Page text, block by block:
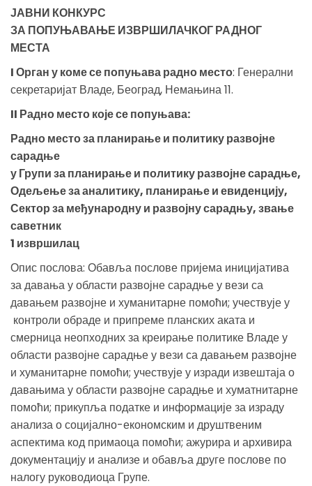
ЈАВНИ КОНКУРС
ЗА ПОПУЊАВАЊЕ ИЗВРШИЛАЧКОГ РАДНОГ
МЕСТА
I Орган у коме се попуњава радно место: Генерални
секретаријат Владе, Београд, Немањина 11.
II Радно место које се попуњава:
Радно место за планирање и политику развојне
сарадње
у Групи за планирање и политику развојне сарадње,
Одељење за аналитику, планирање и евиденцију,
Сектор за међународну и развојну сарадњу, звање
саветник
1 извршилац
Опис послова: Обавља послове пријема иницијатива
за давања у области развојне сарадње у вези са
давањем развојне и хуманитарне помоћи; учествује у
контроли обраде и припреме планских аката и
смерница неопходних за креирање политике Владе у
области развојне сарадње у вези са давањем развојне
и хуманитарне помоћи; учествује у изради извештаја о
давањима у области развојне сарадње и хуматнитарне
помоћи; прикупља податке и информације за израду
анализа о социјално-економским и друштвеним
аспектима код примаоца помоћи; ажурира и архивира
документацију и анализе и обавља друге послове по
налогу руководиоца Групе.